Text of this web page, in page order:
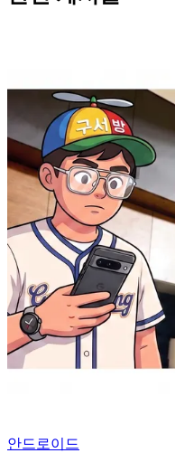
안드로이드